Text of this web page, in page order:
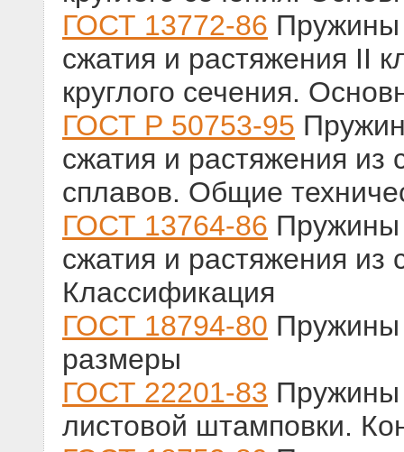
ГОСТ 13772-86 Пружины
сжатия и растяжения II
круглого сечения.
ГОСТ Р 50753-95
сжатия и растяжения из
сплавов. Общие
ГОСТ 13764-86 Пружины
сжатия и растяжения из
Классификация
ГОСТ 18794-80 Пружины
размеры
ГОСТ 22201-83 Пружины
листовой штамповки.